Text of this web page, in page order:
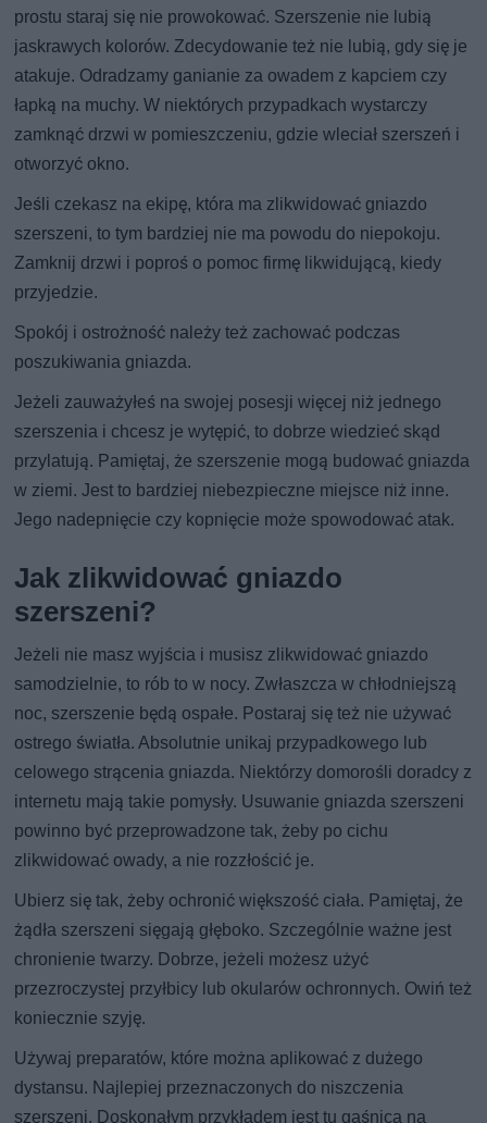
prostu staraj się nie prowokować. Szerszenie nie lubią
jaskrawych kolorów. Zdecydowanie też nie lubią, gdy się je
atakuje. Odradzamy ganianie za owadem z kapciem czy
łapką na muchy. W niektórych przypadkach wystarczy
zamknąć drzwi w pomieszczeniu, gdzie wleciał szerszeń i
otworzyć okno.
Jeśli czekasz na ekipę, która ma zlikwidować gniazdo
szerszeni, to tym bardziej nie ma powodu do niepokoju.
Zamknij drzwi i poproś o pomoc firmę likwidującą, kiedy
przyjedzie.
Spokój i ostrożność należy też zachować podczas
poszukiwania gniazda.
Jeżeli zauważyłeś na swojej posesji więcej niż jednego
szerszenia i chcesz je wytępić, to dobrze wiedzieć skąd
przylatują. Pamiętaj, że szerszenie mogą budować gniazda
w ziemi. Jest to bardziej niebezpieczne miejsce niż inne.
Jego nadepnięcie czy kopnięcie może spowodować atak.
Jak zlikwidować gniazdo
szerszeni?
Jeżeli nie masz wyjścia i musisz zlikwidować gniazdo
samodzielnie, to rób to w nocy. Zwłaszcza w chłodniejszą
noc, szerszenie będą ospałe. Postaraj się też nie używać
ostrego światła. Absolutnie unikaj przypadkowego lub
celowego strącenia gniazda. Niektórzy domorośli doradcy z
internetu mają takie pomysły. Usuwanie gniazda szerszeni
powinno być przeprowadzone tak, żeby po cichu
zlikwidować owady, a nie rozzłościć je.
Ubierz się tak, żeby ochronić większość ciała. Pamiętaj, że
żądła szerszeni sięgają głęboko. Szczególnie ważne jest
chronienie twarzy. Dobrze, jeżeli możesz użyć
przezroczystej przyłbicy lub okularów ochronnych. Owiń też
koniecznie szyję.
Używaj preparatów, które można aplikować z dużego
dystansu. Najlepiej przeznaczonych do niszczenia
szerszeni. Doskonałym przykładem jest tu gaśnica na